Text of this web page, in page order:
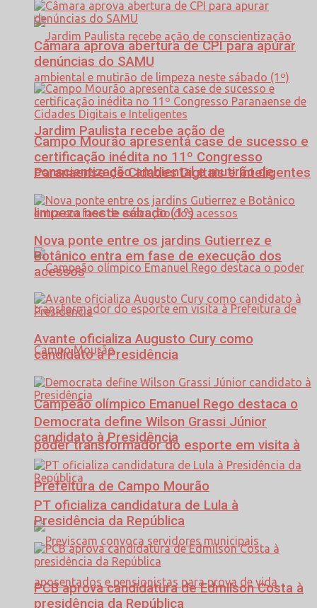
Jardim Paulista recebe ação de
conscientização ambiental e mutirão de
limpeza neste sábado (1º)
Campeão olímpico Emanuel Rego destaca o
poder transformador do esporte em visita à
Prefeitura de Campo Mourão
Câmara aprova abertura de CPI para apurar
denúncias do SAMU
Campo Mourão apresenta case de sucesso e
certificação inédita no 11º Congresso
Paranaense de Cidades Digitais e Inteligentes
Nova ponte entre os jardins Gutierrez e
Botânico entra em fase de execução dos
acessos
Avante oficializa Augusto Cury como
candidato à Presidência
Democrata define Wilson Grassi Júnior
candidato à Presidência
PT oficializa candidatura de Lula à
Presidência da República
PCB aprova candidatura de Edmilson Costa à
presidência da República